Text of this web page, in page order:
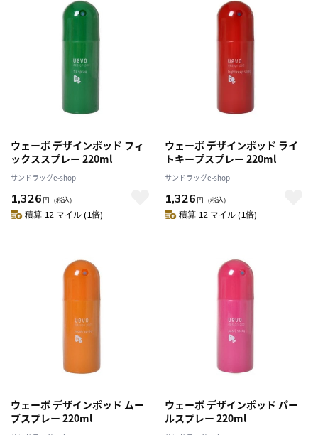
ウェーボ デザインポッド フィ
ックススプレー 220ml
サンドラッグe-shop
1,326 円 （税込）
積算 12 マイル (1倍)
ウェーボ デザインポッド ライ
トキープスプレー 220ml
サンドラッグe-shop
1,326 円 （税込）
積算 12 マイル (1倍)
ウェーボ デザインポッド ムー
ブスプレー 220ml
ウェーボ デザインポッド パー
ルスプレー 220ml